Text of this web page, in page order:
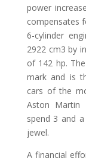
power
compensates
6-cylinder
2922 cm3 by
of 142 hp.
mark and is
cars of the
Aston Martin
spend 3 and
jewel.
A financial